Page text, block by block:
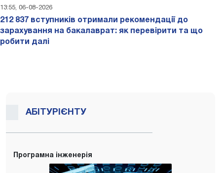
13:55, 06-08-2026
212 837 вступників отримали рекомендації до
зарахування на бакалаврат: як перевірити та що
робити далі
АБІТУРІЄНТУ
Програмна інженерія